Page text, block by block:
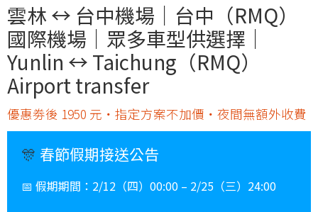
雲林 ↔︎ 台中機場｜台中（RMQ）
國際機場｜眾多車型供選擇｜
Yunlin ↔︎ Taichung（RMQ）
Airport transfer
優惠劵後 1950 元・指定方案不加價・夜間無額外收費
🎊 春節假期接送公告
📅 假期期間： 2/12（四）00:00 – 2/25（三）24:00